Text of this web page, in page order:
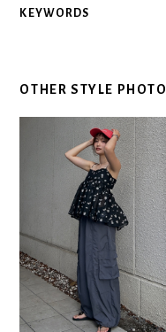
KEYWORDS
OTHER STYLE PHOTO